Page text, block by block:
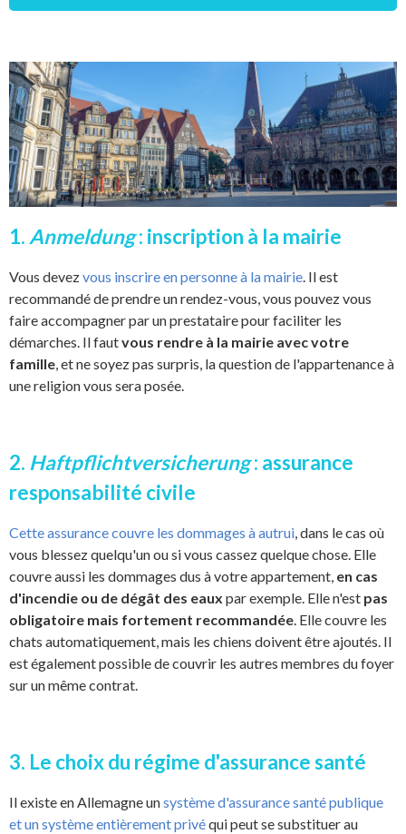
1.Anmeldung: inscription à la mairie
Vous devezvous inscrire en personne à la mairie. Il est
recommandé de prendre un rendez-vous, vous pouvez vous
faire accompagner par un prestataire pour faciliter les
démarches. Il fautvous rendre à la mairie avec votre
famille, et ne soyez pas surpris, la question de l'appartenance à
une religion vous sera posée.
2. Haftpflichtversicherung: assurance
responsabilité civile
Cette assurance couvre les dommages à autrui, dans le cas où
vous blessez quelqu'un ou si vous cassez quelque chose. Elle
couvre aussi les dommages dus à votre appartement, en cas
d'incendie ou de dégât des eaux par exemple. Elle n'est pas
obligatoire mais fortement recommandée. Elle couvre les
chats automatiquement, mais les chiens doivent être ajoutés. Il
est également possible de couvrir les autres membres du foyer
sur un même contrat.
3. Le choix du régime d'assurance santé
Il existe en Allemagne unsystème d'assurance santé publique
et un système entièrement privéqui peut se substituer au